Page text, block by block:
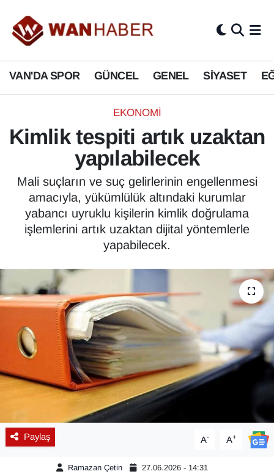
VAN'DA SPOR GÜNCEL GENEL SİYASET
EKONOMİ
Kimlik tespiti artık uzaktan
yapılabilecek
Mali suçların ve suç gelirlerinin engellenmesi
amacıyla, yükümlülük altındaki kurumlar
yabancı uyruklu kişilerin kimlik doğrulama
işlemlerini artık uzaktan dijital yöntemlerle
yapabilecek.
Paylaş A- A+
Ramazan Çetin 27.06.2026 - 14:31
3.SAYFA
ASAYİŞ
BİLİM VE TEKNOLOJİ
Biyografi
Bölge Haberleri
ÇEVRE
Deprem
Diğer
DÜNYA
EĞİTİM
EKONOMİ
Eleman
Van Nöbetçi Eczaneler
Van Hava Durumu
Van Namaz Vakitleri
Van Trafik Yoğunluk Haritası
Süper Lig Puan Durumu ve Fikstür
Tüm Manşetler
Son Dakika Haberleri